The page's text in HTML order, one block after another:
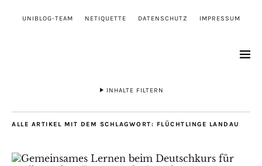
UNIBLOG-TEAM NETIQUETTE DATENSCHUTZ IMPRESSUM
INHALTE FILTERN
ALLE ARTIKEL MIT DEM SCHLAGWORT: FLÜCHTLINGE LANDAU